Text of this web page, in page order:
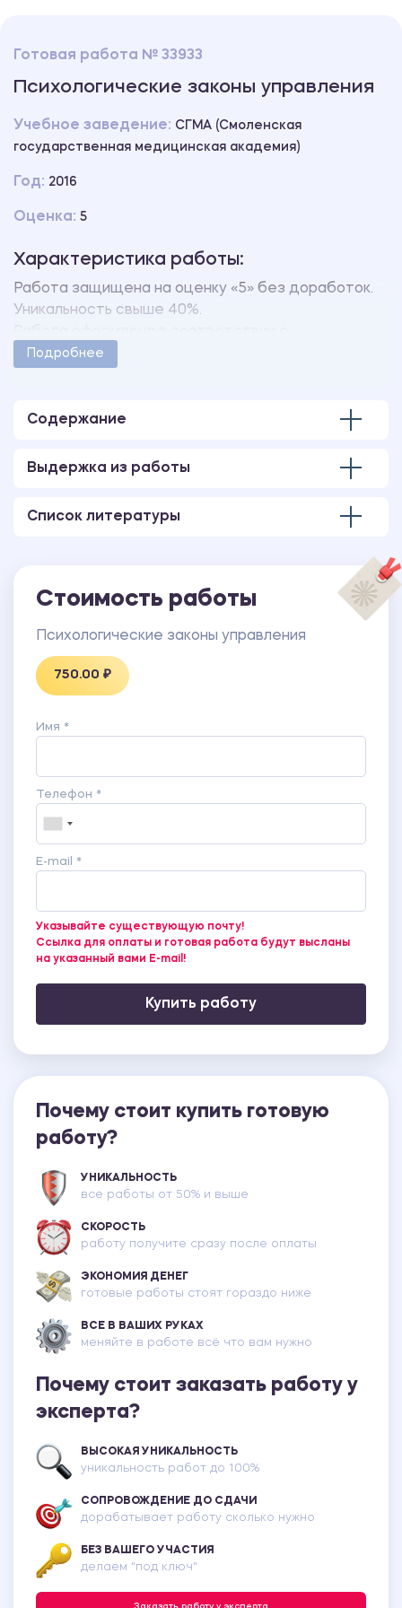
Готовая работа № 33933
Психологические законы управления
Учебное заведение: СГМА (Смоленская
государственная медицинская академия)
Год: 2016
Оценка: 5
Характеристика работы:
Работа защищена на оценку «5» без доработок.
Уникальность свыше 40%.
методическими указаниями учебного заведения.
Подробнее
Содержание
Выдержка из работы
Список литературы
Стоимость работы
Психологические законы управления
750.00 ₽
Имя *
Телефон *
E-mail *
Указывайте существующую почту!
Ссылка для оплаты и готовая работа будут высланы
на указанный вами E-mail!
Купить работу
Почему стоит купить готовую
работу?
УНИКАЛЬНОСТЬ
все работы от 50% и выше
СКОРОСТЬ
работу получите сразу после оплаты
ЭКОНОМИЯ ДЕНЕГ
готовые работы стоят гораздо ниже
ВСЕ В ВАШИХ РУКАХ
меняйте в работе всё что вам нужно
Почему стоит заказать работу у
эксперта?
ВЫСОКАЯ УНИКАЛЬНОСТЬ
уникальность работ до 100%
СОПРОВОЖДЕНИЕ ДО СДАЧИ
дорабатывает работу сколько нужно
БЕЗ ВАШЕГО УЧАСТИЯ
делаем "под ключ"